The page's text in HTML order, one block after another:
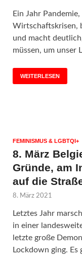
Ein Jahr
Wirtschaftskrisen,
und macht
müssen, um unser
WEITERLESEN
FEMINISMUS & LGBTQI+
8. März
Gründe, am
auf die
8. März 2021
Letztes Jahr
in einer
letzte große
Lockdown ging.